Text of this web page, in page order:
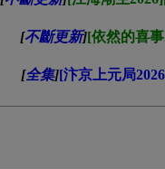
[不斷更新][依然的喜事
[全集][汴京上元局